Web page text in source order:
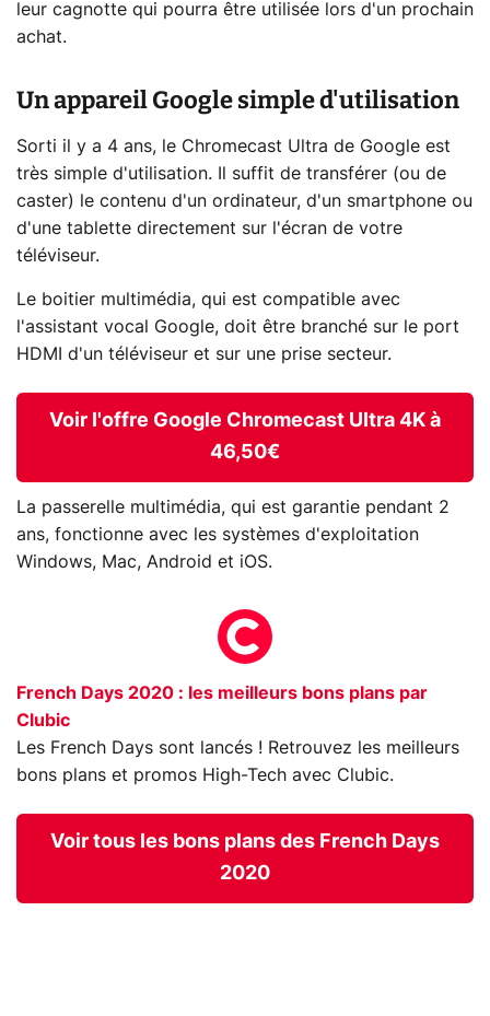
leur cagnotte qui pourra être utilisée lors d'un prochain
achat.
Un appareil Google simple d'utilisation
Sorti il y a 4 ans, le Chromecast Ultra de Google est
très simple d'utilisation. Il suffit de transférer (ou de
caster) le contenu d'un ordinateur, d'un smartphone ou
d'une tablette directement sur l'écran de votre
téléviseur.
Le boitier multimédia, qui est compatible avec
l'assistant vocal Google, doit être branché sur le port
HDMI d'un téléviseur et sur une prise secteur.
Voir l'offre Google Chromecast Ultra 4K à
46,50€
La passerelle multimédia, qui est garantie pendant 2
ans, fonctionne avec les systèmes d'exploitation
Windows, Mac, Android et iOS.
French Days 2020 : les meilleurs bons plans par
Clubic
Les French Days sont lancés ! Retrouvez les meilleurs
bons plans et promos High-Tech avec Clubic.
Voir tous les bons plans des French Days
2020